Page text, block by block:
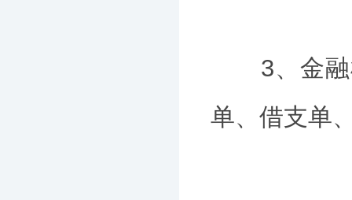
3、金融
单、借支单